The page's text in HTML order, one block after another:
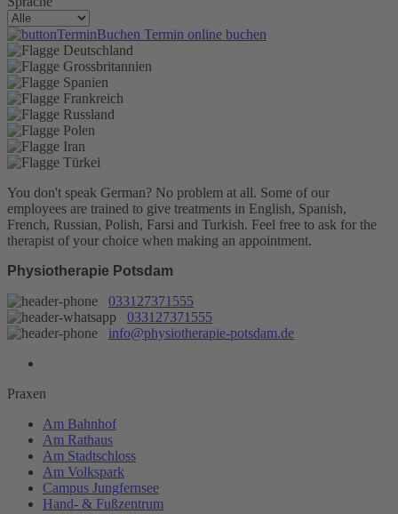
Termin online buchen
You don't speak German? No problem at all. Some of our
employees are trained to give treatments in English, Spanish,
French, Russian, Polish, Farsi and Turkish. Feel free to ask for the
therapist of your choice when making an appointment.
Physiotherapie Potsdam
033127371555
033127371555
info@physiotherapie-potsdam.de
Praxen
Am Bahnhof
Am Rathaus
Am Stadtschloss
Am Volkspark
Campus Jungfernsee
Hand- & Fußzentrum